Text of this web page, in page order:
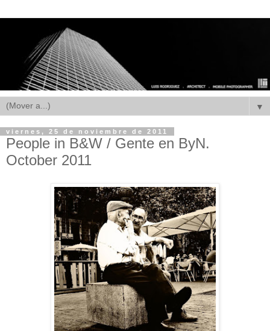
▼
viernes, 25 de noviembre de 2011
People in B&W / Gente en ByN.
October 2011